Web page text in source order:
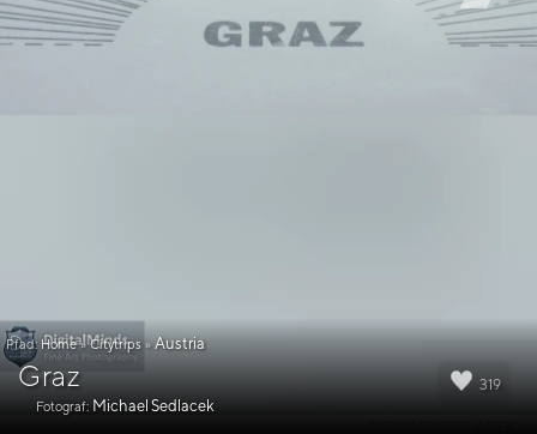
319
Pfad: Home » Citytrips » Austria
Graz
Fotograf: Michael Sedlacek